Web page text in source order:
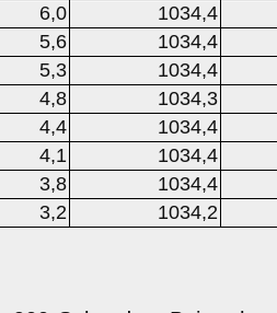
6,0 1034,4
5,6 1034,4
5,3 1034,4
4,8 1034,3
4,4 1034,4
4,1 1034,4
3,8 1034,4
3,2 1034,2